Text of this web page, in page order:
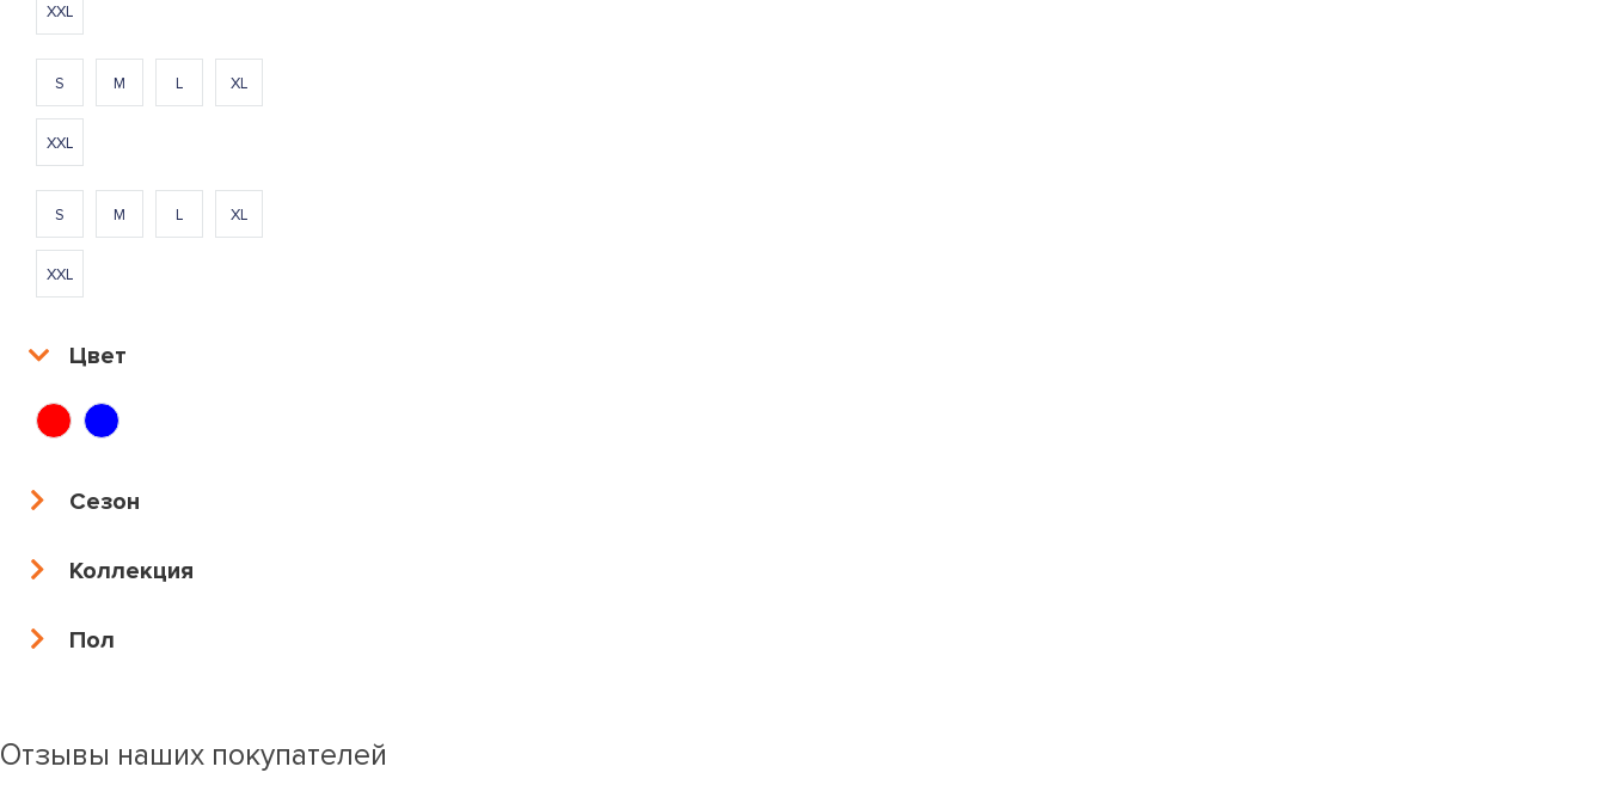
XXL
S M L XL
XXL
S M L XL
XXL
Цвет
Сезон
Коллекция
Пол
Отзывы наших покупателей